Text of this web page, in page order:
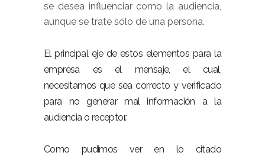
se desea influenciar como la audiencia,
aunque se trate sólo de una persona.
El principal eje de estos elementos para la
empresa es el mensaje, el cual,
necesitamos que sea correcto y verificado
para no generar mal información a la
audiencia o receptor.
Como pudimos ver en lo citado